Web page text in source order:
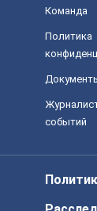
Команда
Политика
событий